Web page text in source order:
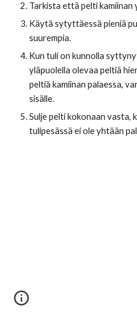
Tarkista että pelti kamiinan
Käytä sytyttäessä pieniä
suurempia.
Kun tuli on kunnolla
yläpuolella olevaa peltiä
peltiä kamiinan palaessa,
sisälle.
Sulje pelti kokonaan vasta,
tulipesässä ei ole yhtään